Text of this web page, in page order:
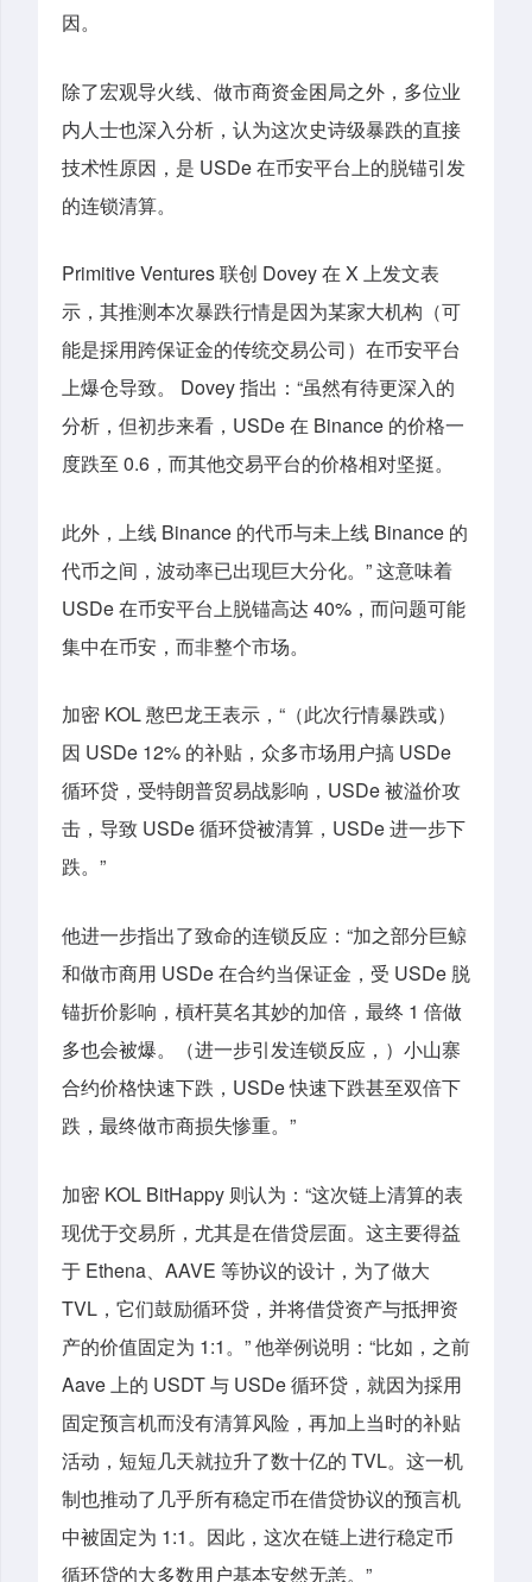
因。
除了宏观导火线、做市商资金困局之外，多位业
内人士也深入分析，认为这次史诗级暴跌的直接
技术性原因，是 USDe 在币安平台上的脱锚引发
的连锁清算。
Primitive Ventures 联创 Dovey 在 X 上发文表
示，其推测本次暴跌行情是因为某家大机构（可
能是採用跨保证金的传统交易公司）在币安平台
上爆仓导致。 Dovey 指出：“虽然有待更深入的
分析，但初步来看，USDe 在 Binance 的价格一
度跌至 0.6，而其他交易平台的价格相对坚挺。
此外，上线 Binance 的代币与未上线 Binance 的
代币之间，波动率已出现巨大分化。” 这意味着
USDe 在币安平台上脱锚高达 40%，而问题可能
集中在币安，而非整个市场。
加密 KOL 憨巴龙王表示，“（此次行情暴跌或）
因 USDe 12% 的补贴，众多市场用户搞 USDe
循环贷，受特朗普贸易战影响，USDe 被溢价攻
击，导致 USDe 循环贷被清算，USDe 进一步下
跌。”
他进一步指出了致命的连锁反应：“加之部分巨鲸
和做市商用 USDe 在合约当保证金，受 USDe 脱
锚折价影响，槓杆莫名其妙的加倍，最终 1 倍做
多也会被爆。（进一步引发连锁反应，）小山寨
合约价格快速下跌，USDe 快速下跌甚至双倍下
跌，最终做市商损失惨重。”
加密 KOL BitHappy 则认为：“这次链上清算的表
现优于交易所，尤其是在借贷层面。这主要得益
于 Ethena、AAVE 等协议的设计，为了做大
TVL，它们鼓励循环贷，并将借贷资产与抵押资
产的价值固定为 1:1。” 他举例说明：“比如，之前
Aave 上的 USDT 与 USDe 循环贷，就因为採用
固定预言机而没有清算风险，再加上当时的补贴
活动，短短几天就拉升了数十亿的 TVL。这一机
制也推动了几乎所有稳定币在借贷协议的预言机
中被固定为 1:1。因此，这次在链上进行稳定币
循环贷的大多数用户基本安然无恙。”